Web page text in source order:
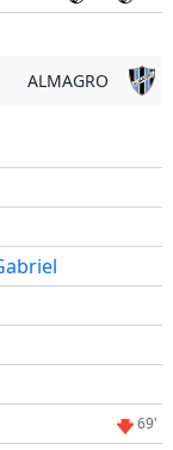
ALMAGRO
69'